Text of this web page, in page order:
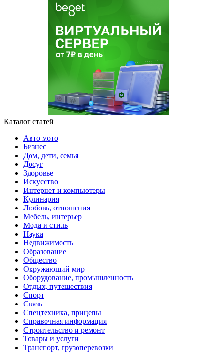
Каталог статей
Авто мото
Бизнес
Дом, дети, семья
Досуг
Здоровье
Искусство
Интернет и компьютеры
Кулинария
Любовь, отношения
Мебель, интерьер
Мода и стиль
Наука
Недвижимость
Образование
Общество
Окружающий мир
Оборудование, промышленность
Отдых, путешествия
Спорт
Связь
Спецтехника, прицепы
Справочная информация
Строительство и ремонт
Товары и услуги
Транспорт, грузоперевозки